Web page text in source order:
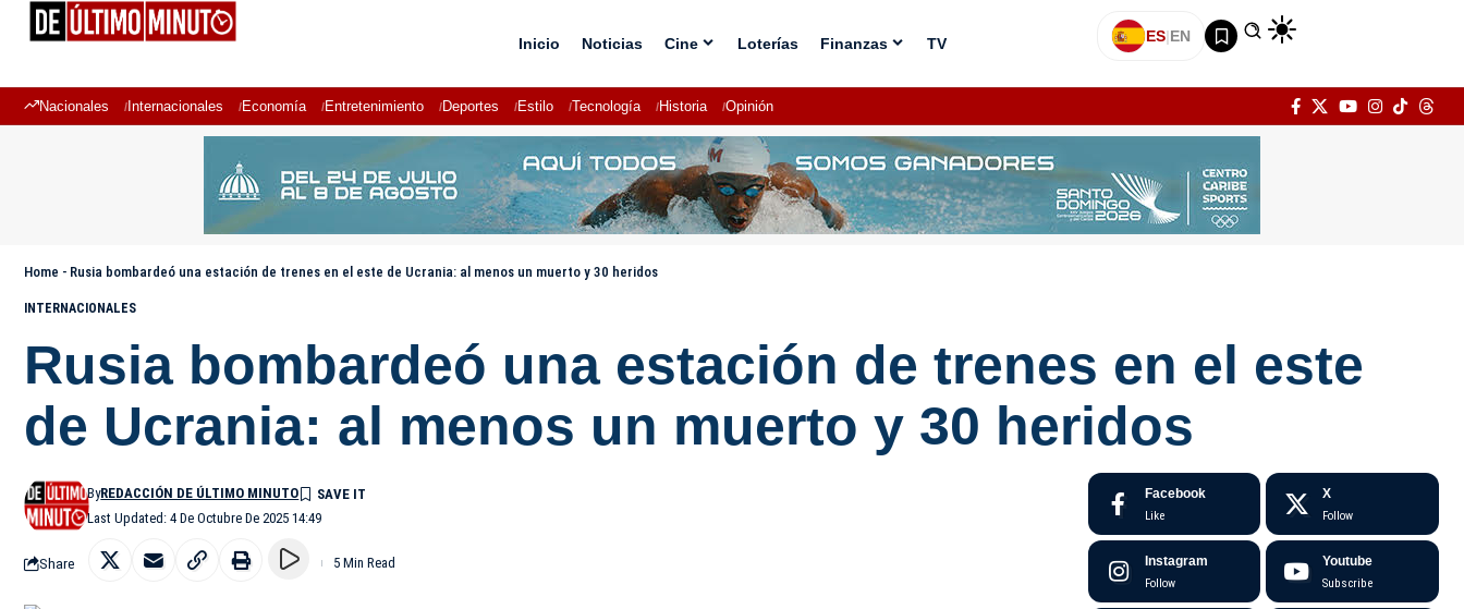
Inicio Noticias Cine Loterías Finanzas TV ES|EN
Nacionales Internacionales Economía Entretenimiento Deportes Estilo Tecnología Historia Opinión
Home - Rusia bombardeó una estación de trenes en el este de Ucrania: al menos un muerto y 30 heridos
INTERNACIONALES
Rusia bombardeó una estación de trenes en el este
de Ucrania: al menos un muerto y 30 heridos
Last Updated: 4 De Octubre De 2025 14:49
ByREDACCIÓN DE ÚLTIMO MINUTO
Share 5 Min Read
Facebook
Like
X
Follow
Instagram
Follow
Youtube
Subscribe